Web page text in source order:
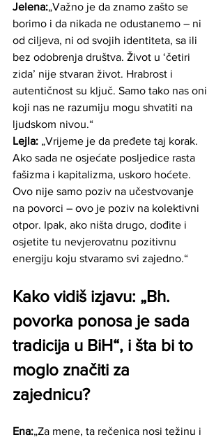
Jelena:„Važno je da znamo zašto se
borimo i da nikada ne odustanemo – ni
od ciljeva, ni od svojih identiteta, sa ili
bez odobrenja društva. Život u ‘četiri
zida’ nije stvaran život. Hrabrost i
autentičnost su ključ. Samo tako nas oni
koji nas ne razumiju mogu shvatiti na
ljudskom nivou.“
Lejla: „Vrijeme je da pređete taj korak.
Ako sada ne osjećate posljedice rasta
fašizma i kapitalizma, uskoro hoćete.
Ovo nije samo poziv na učestvovanje
na povorci – ovo je poziv na kolektivni
otpor. Ipak, ako ništa drugo, dođite i
osjetite tu nevjerovatnu pozitivnu
energiju koju stvaramo svi zajedno.“
Kako vidiš izjavu: „Bh.
povorka ponosa je sada
tradicija u BiH“, i šta bi to
moglo značiti za
zajednicu?
Ena:„Za mene, ta rečenica nosi težinu i